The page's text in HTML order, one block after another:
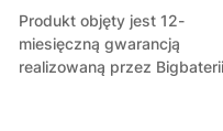
Produkt objęty jest 12-
miesięczną gwarancją
realizowaną przez